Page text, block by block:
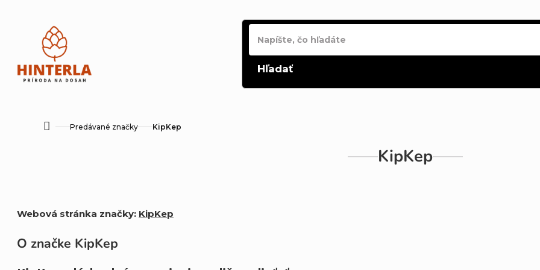
Hľadať
DomovPredávané značky KipKep
KipKep
Webová stránka značky: KipKep
O značke KipKep